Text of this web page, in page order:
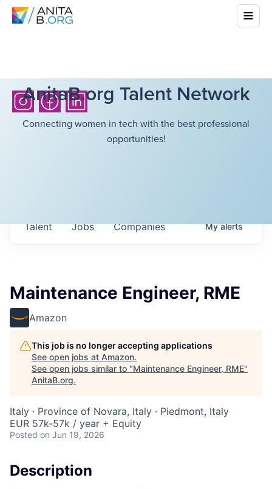
AnitaB.org Talent Network
Connecting women in tech with the best professional
opportunities!
Jobs Companies
Talent Myalerts
Maintenance Engineer, RME
Amazon
This job is no longer accepting applications
See open jobs at Amazon.
See open jobs similar to "Maintenance Engineer, RME"
AnitaB.org.
Italy · Province of Novara, Italy · Piedmont, Italy
EUR 57k-57k / year + Equity
Posted on Jun 19, 2026
Description